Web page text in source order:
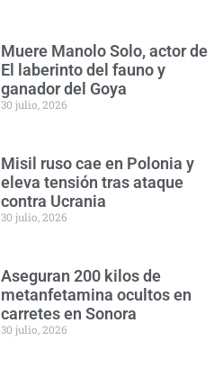
Muere Manolo Solo, actor de
El laberinto del fauno y
ganador del Goya
30 julio, 2026
Misil ruso cae en Polonia y
eleva tensión tras ataque
contra Ucrania
30 julio, 2026
Aseguran 200 kilos de
metanfetamina ocultos en
carretes en Sonora
30 julio, 2026